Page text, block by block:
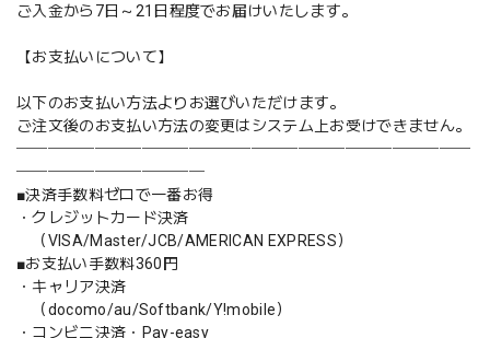
ご入金から7日～21日程度でお届けいたします。
【お支払いについて】
以下のお支払い方法よりお選びいただけます。
ご注文後のお支払い方法の変更はシステム上お受けできません。
─────────────────────────────
────────────
■決済手数料ゼロで一番お得
・クレジットカード決済
（VISA/Master/JCB/AMERICAN EXPRESS）
■お支払い手数料360円
・キャリア決済
（docomo/au/Softbank/Y!mobile）
・コンビニ決済・Pay-easy